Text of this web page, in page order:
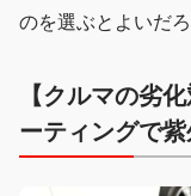
のを選ぶとよいだろ
【クルマの劣
ーティングで